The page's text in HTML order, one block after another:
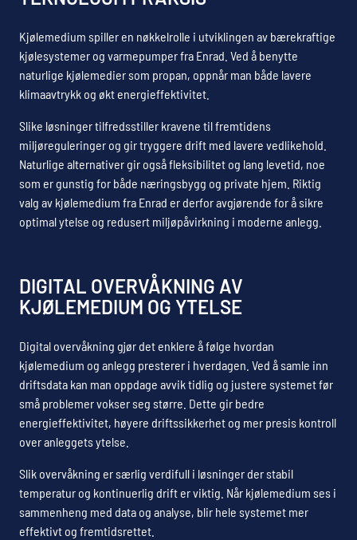
Kjølemedium spiller en nøkkelrolle i utviklingen av bærekraftige
kjølesystemer og varmepumper fra Enrad. Ved å benytte
naturlige kjølemedier som propan, oppnår man både lavere
klimaavtrykk og økt energieffektivitet.
Slike løsninger tilfredsstiller kravene til fremtidens
miljøreguleringer og gir tryggere drift med lavere vedlikehold.
Naturlige alternativer gir også fleksibilitet og lang levetid, noe
som er gunstig for både næringsbygg og private hjem. Riktig
valg av kjølemedium fra Enrad er derfor avgjørende for å sikre
optimal ytelse og redusert miljøpåvirkning i moderne anlegg.
DIGITAL OVERVÅKNING AV
KJØLEMEDIUM OG YTELSE
Digital overvåkning gjør det enklere å følge hvordan
kjølemedium og anlegg presterer i hverdagen. Ved å samle inn
driftsdata kan man oppdage avvik tidlig og justere systemet før
små problemer vokser seg større. Dette gir bedre
energieffektivitet, høyere driftssikkerhet og mer presis kontroll
over anleggets ytelse.
Slik overvåkning er særlig verdifull i løsninger der stabil
temperatur og kontinuerlig drift er viktig. Når kjølemedium ses i
sammenheng med data og analyse, blir hele systemet mer
effektivt og fremtidsrettet.